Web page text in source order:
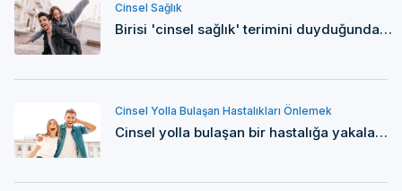
Cinsel Sağlık
Birisi 'cinsel sağlık' terimini duyduğunda, bunun yalnızca planlanmamış bir hamilelikten kaçınmak veya Cinsel Yolla Bulaşan Enfeksiyonları önlemek anlamına geldiğini düşünebilir.
Cinsel Yolla Bulaşan Hastalıkları Önlemek
Cinsel yolla bulaşan bir hastalığa yakalanmamak için, genital yaraları, döküntüleri, akıntıları veya başka semptomları olan kişilerle her zaman cinsel ilişkiden kaçınmak gereklidir.